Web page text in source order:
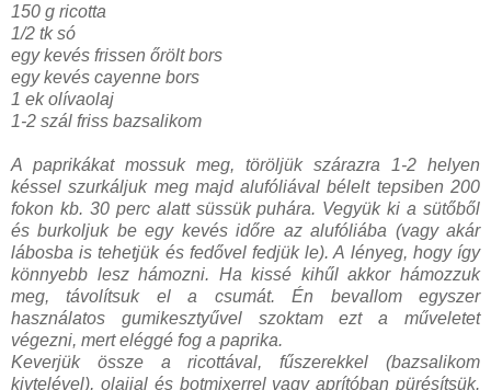
150 g ricotta
1/2 tk só
egy kevés frissen őrölt bors
egy kevés cayenne bors
1 ek olívaolaj
1-2 szál friss bazsalikom
A paprikákat mossuk meg, töröljük szárazra 1-2 helyen
késsel szurkáljuk meg majd alufóliával bélelt tepsiben 200
fokon kb. 30 perc alatt süssük puhára. Vegyük ki a sütőből
és burkoljuk be egy kevés időre az alufóliába (vagy akár
lábosba is tehetjük és fedővel fedjük le). A lényeg, hogy így
könnyebb lesz hámozni. Ha kissé kihűl akkor hámozzuk
meg, távolítsuk el a csumát. Én bevallom egyszer
használatos gumikesztyűvel szoktam ezt a műveletet
végezni, mert eléggé fog a paprika.
Keverjük össze a ricottával, fűszerekkel (bazsalikom
kivtelével), olajjal és botmixerrel vagy aprítóban pürésítsük.